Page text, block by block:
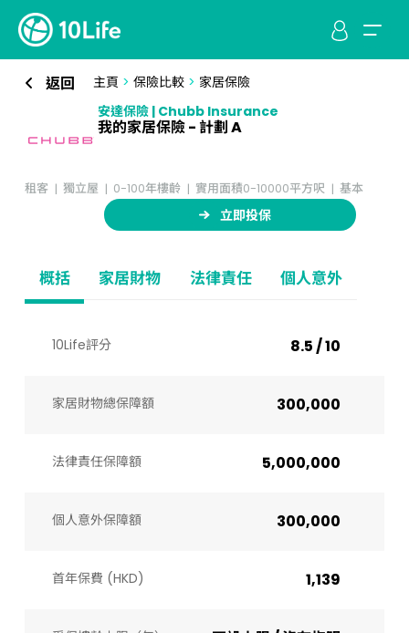
返回 主頁 > 保險比較> 家居保險
安達保險 | Chubb Insurance
我的家居保險 - 計劃 A
租客 獨立屋 0-100年樓齡 實用面積0-10000平方呎 基本
立即投保
概括 家居財物 法律責任 個人意外
10Life評分 8.5 / 10
家居財物總保障額 300,000
法律責任保障額 5,000,000
個人意外保障額 300,000
首年保費 (HKD) 1,139